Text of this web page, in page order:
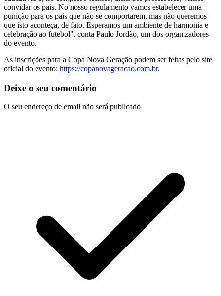
convidar os pais. No nosso regulamento vamos estabelecer uma
punição para os pais que não se comportarem, mas não queremos
que isto aconteça, de fato. Esperamos um ambiente de harmonia e
celebração ao futebol", conta Paulo Jordão, um dos organizadores
do evento.
As inscrições para a Copa Nova Geração podem ser feitas pelo site
oficial do evento: https://copanovageracao.com.br.
Deixe o seu comentário
O seu endereço de email não será publicado